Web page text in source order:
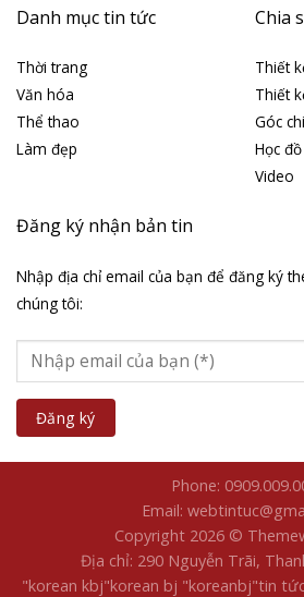
Danh mục tin tức
Thời trang
Văn hóa
Thể thao
Làm đẹp
Chia
Thiết
Thiết
Góc
Học
Video
Đăng ký nhận bản tin
Nhập địa chỉ email của bạn để đăng ký
chúng tôi:
Phone:
Email:
Copyright 2026 ©
Địa chỉ: 290 Nguyễn Trãi,
"korean kbj​"korean bj "koreanbj​"tin